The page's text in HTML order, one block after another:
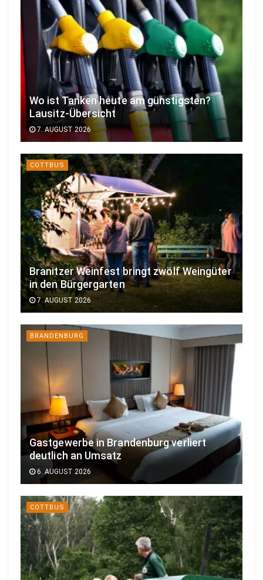
Wo ist Tanken heute am günstigsten?
Lausitz-Übersicht
7. AUGUST 2026
COTTBUS
Branitzer Weinfest bringt zwölf Weingüter
in den Bürgergarten
7. AUGUST 2026
BRANDENBURG
Gastgewerbe in Brandenburg verliert
deutlich an Umsatz
6. AUGUST 2026
COTTBUS